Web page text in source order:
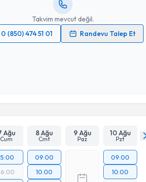
Takvim mevcut değil.
0 (850) 474 51 01
Randevu Talep Et
Ağu
Cum
8 Ağu
Cmt
9 Ağu
Paz
10 Ağu
Pzt
09:00
10:00
09:00
10:00